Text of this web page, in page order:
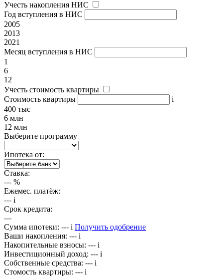
Учесть накопления НИС
Год вступления в НИС
2005
2013
2021
Месяц вступления в НИС
1
6
12
Учесть стоимость квартиры
Стоимость квартиры
i
400 тыс
6 млн
12 млн
Выберите программу
Ипотека от:
Ставка:
--- %
Ежемес. платёж:
--- i
Срок кредита:
---
Сумма ипотеки: --- i Получить одобрение
Ваши накопления: --- i
Накопительные взносы: --- i
Инвестиционный доход: --- i
Собственные средства: --- i
Стомость квартиры: --- i